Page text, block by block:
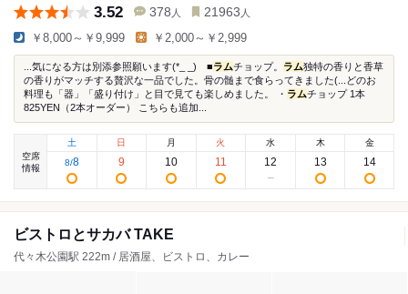
3.52 378 人 21963 人
￥8,000～￥9,999 ￥2,000～￥2,999
...気になる方は別添参照願います(*_ _) ■ラムチョップ。 ラム独特の香りと香草
の香りがマッチする贅沢な一品でした。骨の髄まで食らってきました(...どのお
料理も「器」「盛り付け」と目で見ても楽しめました。 ・ ラムチョップ 1本
825YEN（2本オーダー） こちらも追加...
空席
情報
土
8/8
日
9
月
10
火
11
水
12
木
13
金
14
ビストロとサカバ TAKE
代々木公園駅 222m / 居酒屋、ビストロ、カレー